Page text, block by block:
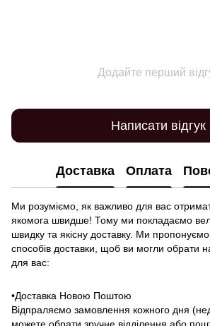
Додайте перший
Написати відгук
Доставка Оплата
Ми розуміємо, як важливо для вас
якомога швидше! Тому ми покладаємо
швидку та якісну доставку. Ми пропонуємо
способів доставки, щоб ви могли обрати
для вас:
•Доставка Новою Поштою
Відпраляємо замовлення кожного дня